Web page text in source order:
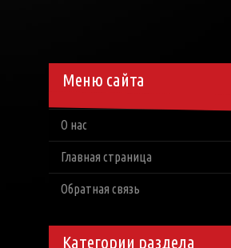
Меню сайта
О нас
Главная страница
Обратная связь
Категории раздела